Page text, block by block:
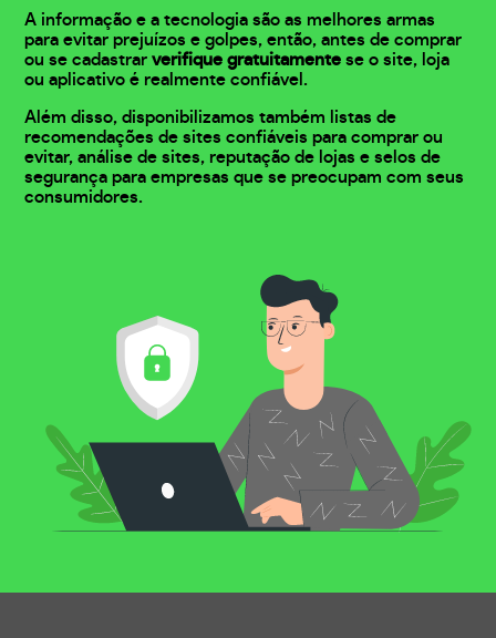
A informação e a tecnologia são as melhores armas
para evitar prejuízos e golpes, então, antes de comprar
ou se cadastrarverifique gratuitamente se o site, loja
ou aplicativo é realmente confiável.
Além disso, disponibilizamos também listas de
recomendações de sites confiáveis para comprar ou
evitar, análise de sites, reputação de lojas e selos de
segurança para empresas que se preocupam com seus
consumidores.